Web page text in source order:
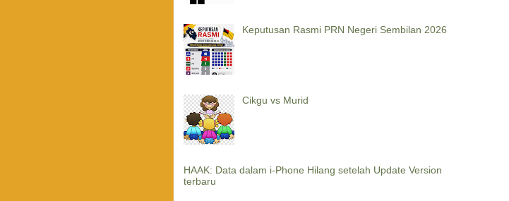
Keputusan Rasmi PRN Negeri Sembilan 2026
Cikgu vs Murid
HAAK: Data dalam i-Phone Hilang setelah Update Version
terbaru